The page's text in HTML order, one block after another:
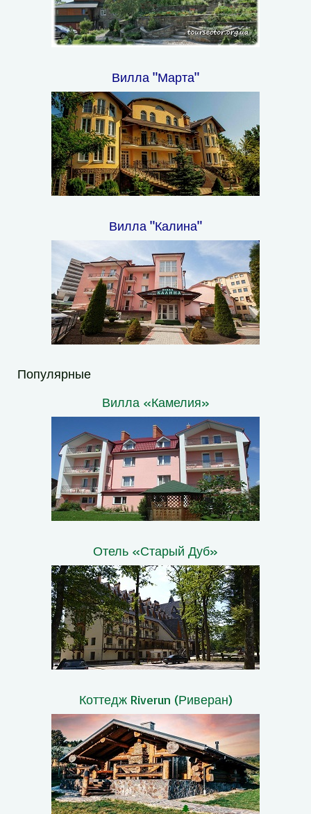
Вилла "Марта"
Вилла "Калина"
Популярные
Вилла «Камелия»
Отель «Старый Дуб»
Коттедж Riverun (Риверан)